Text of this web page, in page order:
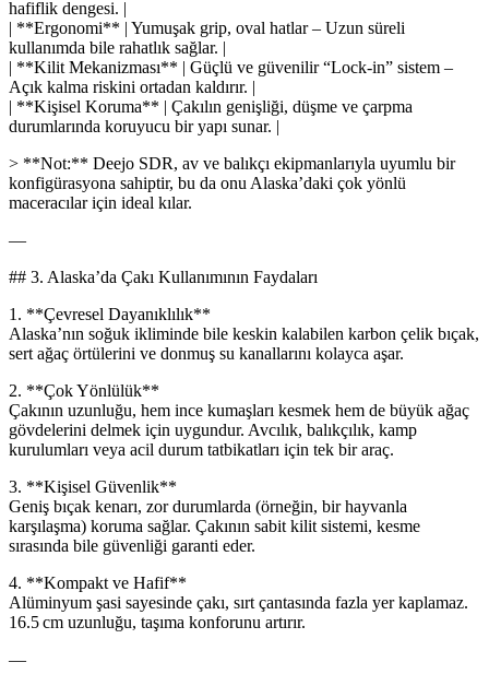
hafiflik dengesi. |
| **Ergonomi** | Yumuşak grip, oval hatlar – Uzun süreli
kullanımda bile rahatlık sağlar. |
| **Kilit Mekanizması** | Güçlü ve güvenilir “Lock‑in” sistem –
Açık kalma riskini ortadan kaldırır. |
| **Kişisel Koruma** | Çakılın genişliği, düşme ve çarpma
durumlarında koruyucu bir yapı sunar. |
> **Not:** Deejo SDR, av ve balıkçı ekipmanlarıyla uyumlu bir
konfigürasyona sahiptir, bu da onu Alaska’daki çok yönlü
maceracılar için ideal kılar.
—
## 3. Alaska’da Çakı Kullanımının Faydaları
1. **Çevresel Dayanıklılık**
Alaska’nın soğuk ikliminde bile keskin kalabilen karbon çelik bıçak,
sert ağaç örtülerini ve donmuş su kanallarını kolayca aşar.
2. **Çok Yönlülük**
Çakının uzunluğu, hem ince kumaşları kesmek hem de büyük ağaç
gövdelerini delmek için uygundur. Avcılık, balıkçılık, kamp
kurulumları veya acil durum tatbikatları için tek bir araç.
3. **Kişisel Güvenlik**
Geniş bıçak kenarı, zor durumlarda (örneğin, bir hayvanla
karşılaşma) koruma sağlar. Çakının sabit kilit sistemi, kesme
sırasında bile güvenliği garanti eder.
4. **Kompakt ve Hafif**
Alüminyum şasi sayesinde çakı, sırt çantasında fazla yer kaplamaz.
16.5 cm uzunluğu, taşıma konforunu artırır.
—